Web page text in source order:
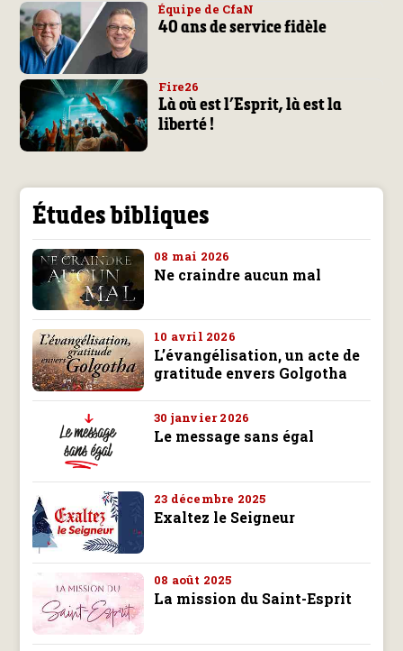
Équipe de CfaN
40 ans de service fidèle
Fire26
Là où est l’Esprit, là est la
liberté !
Études bibliques
08 mai 2026
Ne craindre aucun mal
10 avril 2026
L’évangélisation, un acte de
gratitude envers Golgotha
30 janvier 2026
Le message sans égal
23 décembre 2025
Exaltez le Seigneur
08 août 2025
La mission du Saint-Esprit